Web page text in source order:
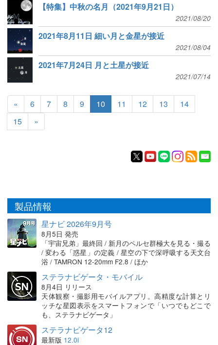
【特集】中秋の名月（2021年9月21日）
2021/08/20
2021年8月11日 細い月と金星が接近
2021/08/04
2021年7月24日 月と土星が接近
2021/07/14
« 6 7 8 9 10 11 12 13
14
15
»
製品情報
星ナビ 2026年9月号
8月5日 発売
「宇宙兄弟」最終回 / 新月のペルセ群極大を見る・撮る
/ 変わる「惑星」の定義 / 星空の下で深呼吸する天文台
浴 / TAMRON 12-20mm F2.8 / ほか
ステラナビゲータ・モバイル
8月4日 リリース
天体観察・撮影用モバイルアプリ。高精度な計算とリ
ッチな星図表示をスマートフォンで「いつでもどこで
も、ステラナビゲータ」
ステラナビゲータ12
最新版 12.0i